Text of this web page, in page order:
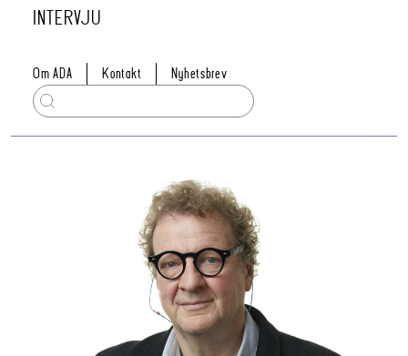
INTERVJU
Om ADA Kontakt Nyhetsbrev